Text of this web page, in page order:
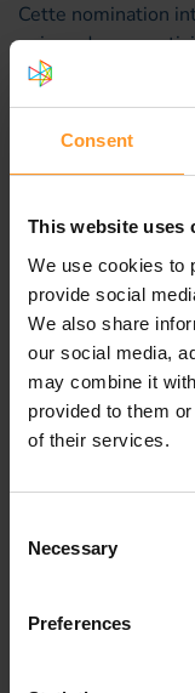
Consent
This website uses
We use cookies to
provide social
We also share
our social media,
may combine it
provided to them
of their services.
Selection
Necessary
Preferences
Cette nomination
enjeux de
développement
des opérateurs et
« Je suis
me réjouis de
Sofrecom pour
clients », a déclaré
Sous son
son expertise
leurs défis
l'agilité et le
monde.
Découvrir notre
Lire le communiqué